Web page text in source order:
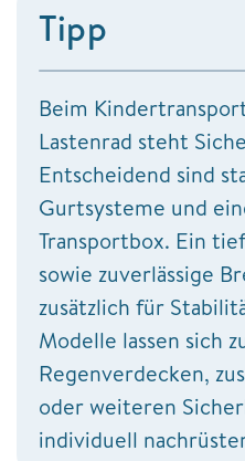
Tipp
Beim
Lastenrad steht
Entscheidend sind
Gurtsysteme und
Transportbox. Ein
sowie zuverlässige
zusätzlich für
Modelle lassen sich
Regenverdecken,
oder weiteren
individuell